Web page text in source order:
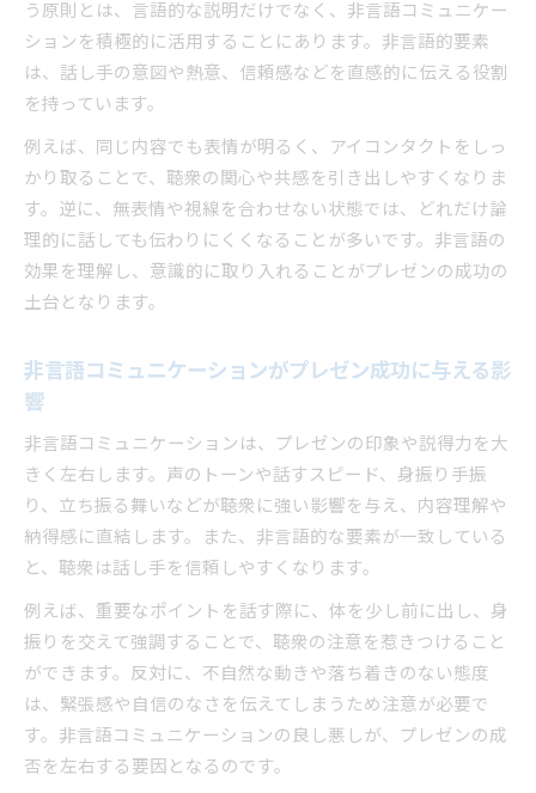
非言語的コミュニケーションで印象を強める方
法
プレゼン心理学が示す伝わる非言語の使い方
解説
非言語要素が変えるプレゼンの印象と伝達力
印象を左右する伝わる原則と非言語の役割
非言語コミュニケーションの例とその効果を解
伝わるプレゼンを実現する非言語的な工夫とは
伝わる原則を押さえたプレゼンの実践ポイント
非言語を意識したプレゼン伝達の基本ポイント
プレゼンで伝わる原則を活かす非言語コミュニ
ケーション術
伝わる原則がプレゼン成功に導く理由と実践法
非言語コミュニケーション例を活かした実践テ
クニック
心理学的視点で見る伝わる原則と非言語要素
プレゼンに効く非言語的な工夫とその効果とは
プレゼンで伝わる非言語的工夫の具体例と効果
う原則とは、言語的な説明だけでなく、非言語コミュニケー
ションを積極的に活用することにあります。非言語的要素
は、話し手の意図や熱意、信頼感などを直感的に伝える役割
を持っています。
例えば、同じ内容でも表情が明るく、アイコンタクトをしっ
かり取ることで、聴衆の関心や共感を引き出しやすくなりま
す。逆に、無表情や視線を合わせない状態では、どれだけ論
理的に話しても伝わりにくくなることが多いです。非言語の
効果を理解し、意識的に取り入れることがプレゼンの成功の
土台となります。
非言語コミュニケーションがプレゼン成功に与える影
響
非言語コミュニケーションは、プレゼンの印象や説得力を大
きく左右します。声のトーンや話すスピード、身振り手振
り、立ち振る舞いなどが聴衆に強い影響を与え、内容理解や
納得感に直結します。また、非言語的な要素が一致している
と、聴衆は話し手を信頼しやすくなります。
例えば、重要なポイントを話す際に、体を少し前に出し、身
振りを交えて強調することで、聴衆の注意を惹きつけること
ができます。反対に、不自然な動きや落ち着きのない態度
は、緊張感や自信のなさを伝えてしまうため注意が必要で
す。非言語コミュニケーションの良し悪しが、プレゼンの成
否を左右する要因となるのです。